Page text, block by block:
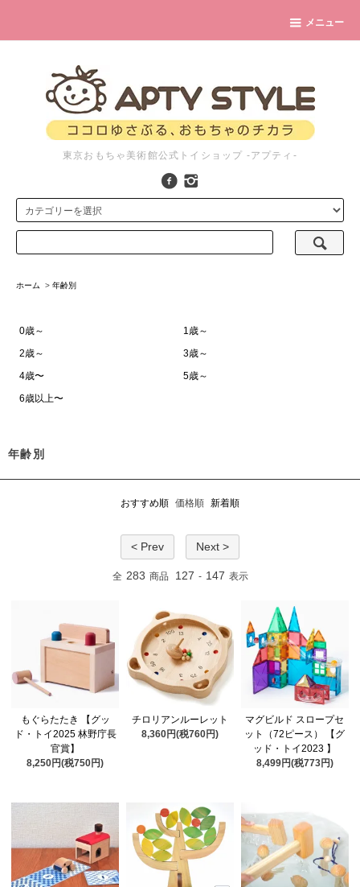
メニュー
東京おもちゃ美術館公式トイショップ -アプティ-
ホーム > 年齢別
0歳～
1歳～
2歳～
3歳～
4歳〜
5歳～
6歳以上〜
年齢別
おすすめ順 価格順 新着順
< Prev Next >
全 283 商品 127 - 147 表示
もぐらたたき 【グッ
ド・トイ2025 林野庁長
官賞】
8,250円(税750円)
チロリアンルーレット
8,360円(税760円)
マグビルド スロープセ
ット（72ピース） 【グ
ッド・トイ2023 】
8,499円(税773円)